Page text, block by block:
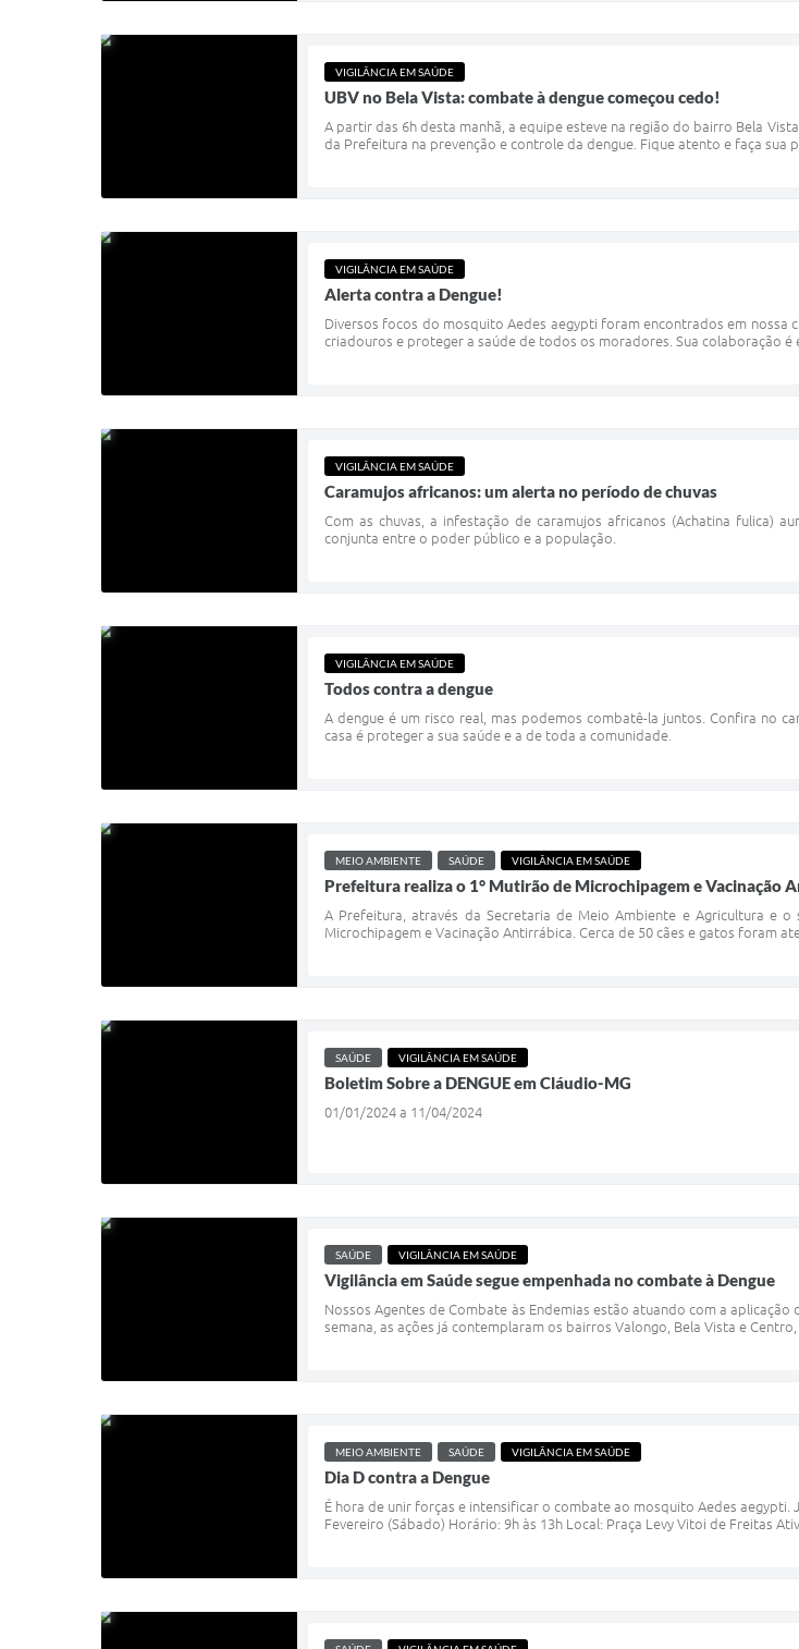
VIGILÂNCIA EM SAÚDE
UBV no Bela Vista: combate à dengue começou cedo!
A partir das 6h desta manhã, a equipe esteve na região do bairro Bela
da Prefeitura na prevenção e controle da dengue. Fique atento e faça sua
VIGILÂNCIA EM SAÚDE
Alerta contra a Dengue!
Diversos focos do mosquito Aedes aegypti foram encontrados em nossa
criadouros e proteger a saúde de todos os moradores. Sua colaboração é
VIGILÂNCIA EM SAÚDE
Caramujos africanos: um alerta no período de chuvas
Com as chuvas, a infestação de caramujos africanos (Achatina fulica)
conjunta entre o poder público e a população.
VIGILÂNCIA EM SAÚDE
Todos contra a dengue
A dengue é um risco real, mas podemos combatê-la juntos. Confira no
casa é proteger a sua saúde e a de toda a comunidade.
MEIO AMBIENTE SAÚDE VIGILÂNCIA EM SAÚDE
Prefeitura realiza o 1° Mutirão de Microchipagem e Vacinação
A Prefeitura, através da Secretaria de Meio Ambiente e Agricultura e
Microchipagem e Vacinação Antirrábica. Cerca de 50 cães e gatos foram
SAÚDE VIGILÂNCIA EM SAÚDE
Boletim Sobre a DENGUE em Cláudio-MG
01/01/2024 a 11/04/2024
SAÚDE VIGILÂNCIA EM SAÚDE
Vigilância em Saúde segue empenhada no combate à Dengue
Nossos Agentes de Combate às Endemias estão atuando com a
semana, as ações já contemplaram os bairros Valongo, Bela Vista e
MEIO AMBIENTE SAÚDE VIGILÂNCIA EM SAÚDE
Dia D contra a Dengue
É hora de unir forças e intensificar o combate ao mosquito Aedes aegypti.
Fevereiro (Sábado) Horário: 9h às 13h Local: Praça Levy Vitoi de Freitas